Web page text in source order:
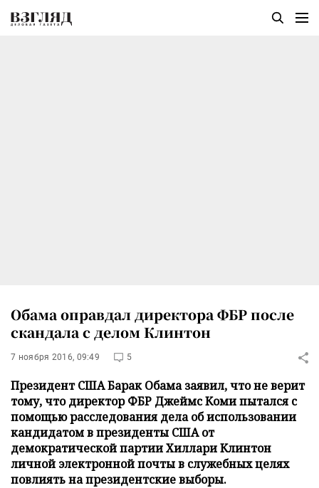
Обама оправдал директора ФБР после
скандала с делом Клинтон
7 ноября 2016, 09:49 5
Президент США Барак Обама заявил, что не верит
тому, что директор ФБР Джеймс Коми пытался с
помощью расследования дела об использовании
кандидатом в президенты США от
демократической партии Хиллари Клинтон
личной электронной почты в служебных целях
повлиять на президентские выборы.